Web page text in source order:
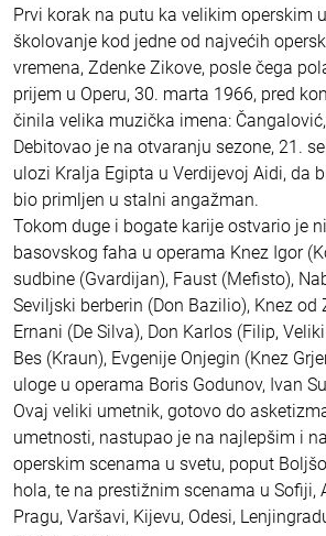
Prvi korak na putu ka velikim operskim
školovanje kod jedne od najvećih
vremena, Zdenke Zikove, posle čega
prijem u Operu, 30. marta 1966, pred
činila velika muzička imena:
Debitovao je na otvaranju sezone, 21.
ulozi Kralja Egipta u Verdijevoj Aidi, da
bio primljen u stalni angažman.
Tokom duge i bogate karije ostvario je
basovskog faha u operama Knez Igor
sudbine (Gvardijan), Faust (Mefisto),
Seviljski berberin (Don Bazilio), Knez od
Ernani (De Silva), Don Karlos (Filip,
Bes (Kraun), Evgenije Onjegin (Knez
uloge u operama Boris Godunov, Ivan
Ovaj veliki umetnik, gotovo do
umetnosti, nastupao je na najlepšim i
operskim scenama u svetu, poput
hola, te na prestižnim scenama u Sofiji,
Pragu, Varšavi, Kijevu, Odesi,